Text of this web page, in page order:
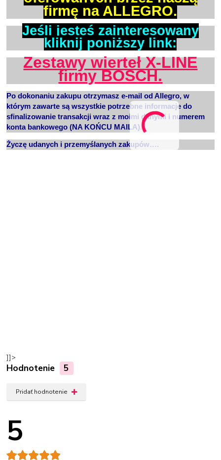
firmę na ALLEGRO.
Jeśli jesteś zainteresowany
kliknij poniższy link:
Zestawy wierteł X-LINE
firmy BOSCH.
Po dokonaniu zakupu otrzymasze-mail od Allegro, w
którym zawarte są wszystkie potrzebne informacje do
sfinalizowanie transakcji wraz z moimi danymi i numerem
konta bankowego (NA KOŃCU MAILA).
Życzę udanych i przemyślanych zakupów….
]]>
Hodnotenie 5
Pridať hodnotenie
5